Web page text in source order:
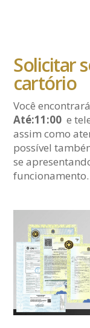
Solicitar
cartório
Você
Até:11:00 e
assim como
possível
se
funcionamento.